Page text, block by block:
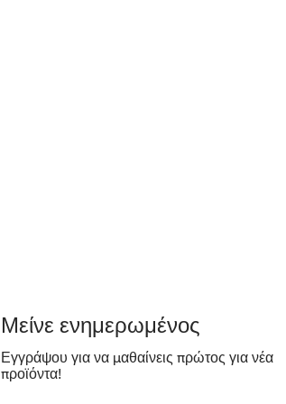
​Μείνε ενημερωμένος
Εγγράψου για να μαθαίνεις πρώτος για νέα
προϊόντα!